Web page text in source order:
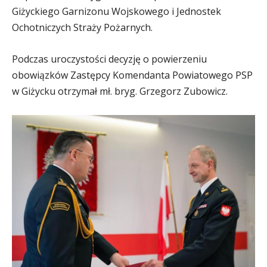
Giżyckiego Garnizonu Wojskowego i Jednostek
Ochotniczych Straży Pożarnych.
Podczas uroczystości decyzję o powierzeniu
obowiązków Zastępcy Komendanta Powiatowego PSP
w Giżycku otrzymał mł. bryg. Grzegorz Zubowicz.